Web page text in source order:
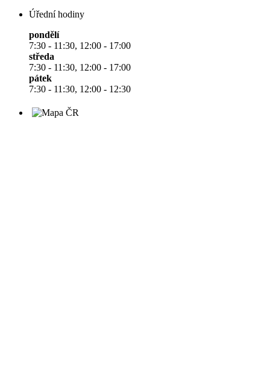
Úřední hodiny
pondělí
7:30 - 11:30, 12:00 - 17:00
středa
7:30 - 11:30, 12:00 - 17:00
pátek
7:30 - 11:30, 12:00 - 12:30